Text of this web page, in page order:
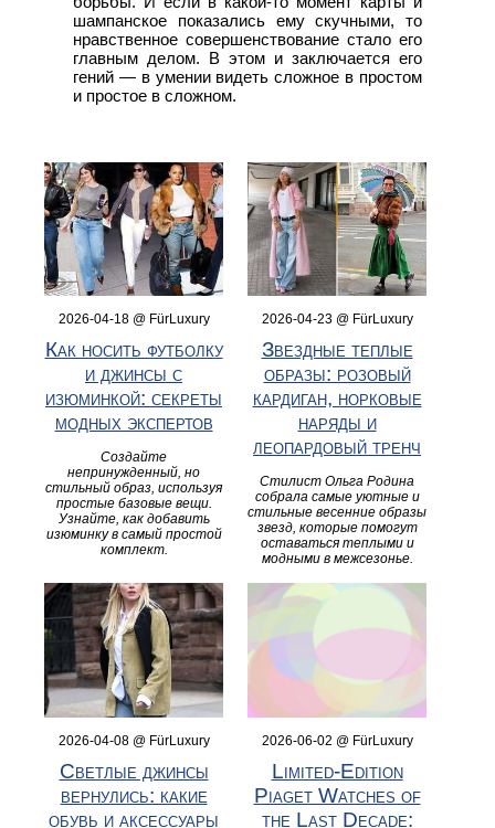
шампанское показались ему скучными, то
нравственное совершенствование стало его
главным делом. В этом и заключается его
гений — в умении видеть сложное в простом
и простое в сложном.
2026-04-18 @ FürLuxury
Как носить футболку
и джинсы с
изюминкой: секреты
модных экспертов
Создайте
непринужденный, но
стильный образ, используя
простые базовые вещи.
Узнайте, как добавить
изюминку в самый простой
комплект.
2026-04-23 @ FürLuxury
Звездные теплые
образы: розовый
кардиган, норковые
наряды и
леопардовый тренч
Стилист Ольга Родина
собрала самые уютные и
стильные весенние образы
звезд, которые помогут
оставаться теплыми и
модными в межсезонье.
2026-04-08 @ FürLuxury
Светлые джинсы
вернулись: какие
обувь и аксессуары
2026-06-02 @ FürLuxury
Limited‑Edition
Piaget Watches of
the Last Decade: